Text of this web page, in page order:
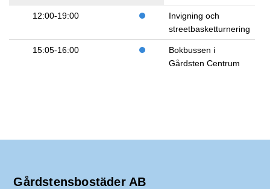
12:00-19:00
Invigning och
streetbasketturnering
15:05-16:00
Bokbussen i
Gårdsten Centrum
Gårdstensbostäder AB